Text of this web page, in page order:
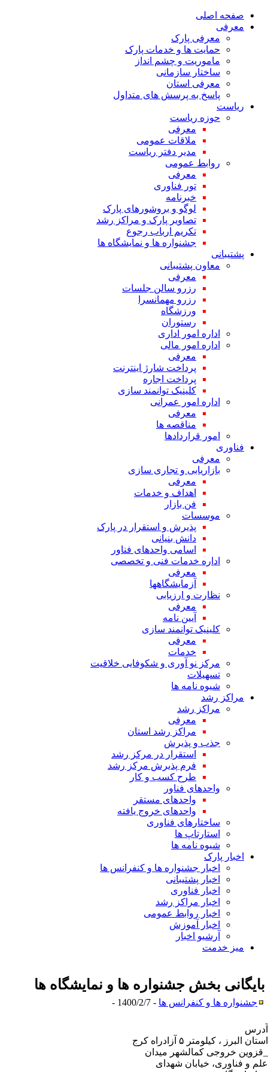
صفحه اصلی
معرفی
معرفی پارک
حمایت ها و خدمات پارک
ماموریت و چشم انداز
ساختار سازمانی
معرفی استان
پاسخ به پرسش های متداول
ریاست
حوزه ریاست
معرفی
ملاقات عمومی
مدیر دفتر ریاست
روابط عمومی
معرفی
تور فناوری
خبرنامه
لوگو و بروشورهای پارک
تصاویر پارک و مراکز رشد
تکریم ارباب رجوع
جشنواره ها و نمایشگاه ها
پشتیبانی
معاون پشتیبانی
معرفی
رزرو سالن جلسات
رزرو مهمانسرا
ورزشگاه
رستوران
اداره امور اداری
اداره امور مالی
معرفی
پرداخت شارژ اینترنت
پرداخت اجاره
کلینیک توانمند سازی
اداره امور عمرانی
معرفی
مناقصه ها
امور قراردادها
فناوری
معرفی
بازاریابی و تجاری سازی
معرفی
اهداف و خدمات
فن بازار
موسسات
پذیرش و استقرار در پارک
دانش بنیانی
اسامی واحدهای فناور
اداره خدمات فنی و تخصصی
معرفی
آزمایشگاهها
نظارت و ارزیابی
معرفی
آیین نامه
کلینیک توانمند سازی
معرفی
خدمات
مرکز نو آوری و شکوفایی خلاقیت
تسهیلات
شیوه نامه ها
مراکز رشد
مراکز رشد
معرفی
مراکز رشد استان
جذب و پذیرش
استقرار در مرکز رشد
فرم پذیرش مرکز رشد
طرح کسب و کار
واحدهای فناور
واحدهای مستقر
واحدهای خروج یافته
ساختارهای فناوری
استارتاپ ها
شیوه نامه ها
اخبار پارک
اخبار جشنواره ها و کنفرانس ها
اخبار پشتیبانی
اخبار فناوری
اخبار مراکز رشد
اخبار روابط عمومی
اخبار آموزش
آرشیو اخبار
میز خدمت
بخشجشنواره ها و نمایشگاه ها
جشنواره ها و کنفرانس ها- 1400/2/7 -
استان البرز ، کیلومتر ۵ آزادراه کرج
خروجی کمالشهر میدان
و فناوری، خیابان شهدای